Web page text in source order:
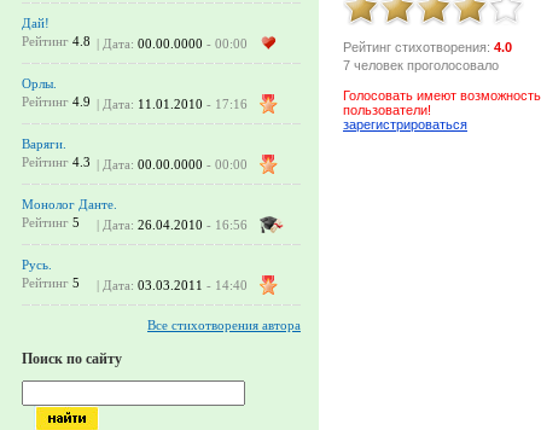
Дай!
Рейтинг 4.8 | Дата: 00.00.0000 - 00:00
Орлы.
Рейтинг 4.9 | Дата: 11.01.2010 - 17:16
Варяги.
Рейтинг 4.3 | Дата: 00.00.0000 - 00:00
Монолог Данте.
Рейтинг 5 | Дата: 26.04.2010 - 16:56
Русь.
Рейтинг 5 | Дата: 03.03.2011 - 14:40
Все стихотворения автора
Поиск по сайту
Рейтинг стихотворения: 4.0
7 человек проголосовало
Голосовать имеют
пользователи!
зарегистрироваться